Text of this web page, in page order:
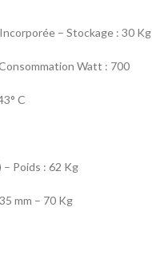
– Stockage : 30 Kg
Watt : 700
C
– Poids : 62 Kg
mm – 70 Kg